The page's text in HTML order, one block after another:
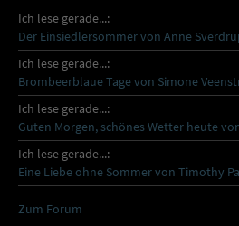
Ich lese gerade...:
Der Einsiedlersommer von Anne
Ich lese gerade...:
Brombeerblaue Tage von Simone
Ich lese gerade...:
Guten Morgen, schönes Wetter heute
Ich lese gerade...:
Eine Liebe ohne Sommer von Timothy
Zum Forum